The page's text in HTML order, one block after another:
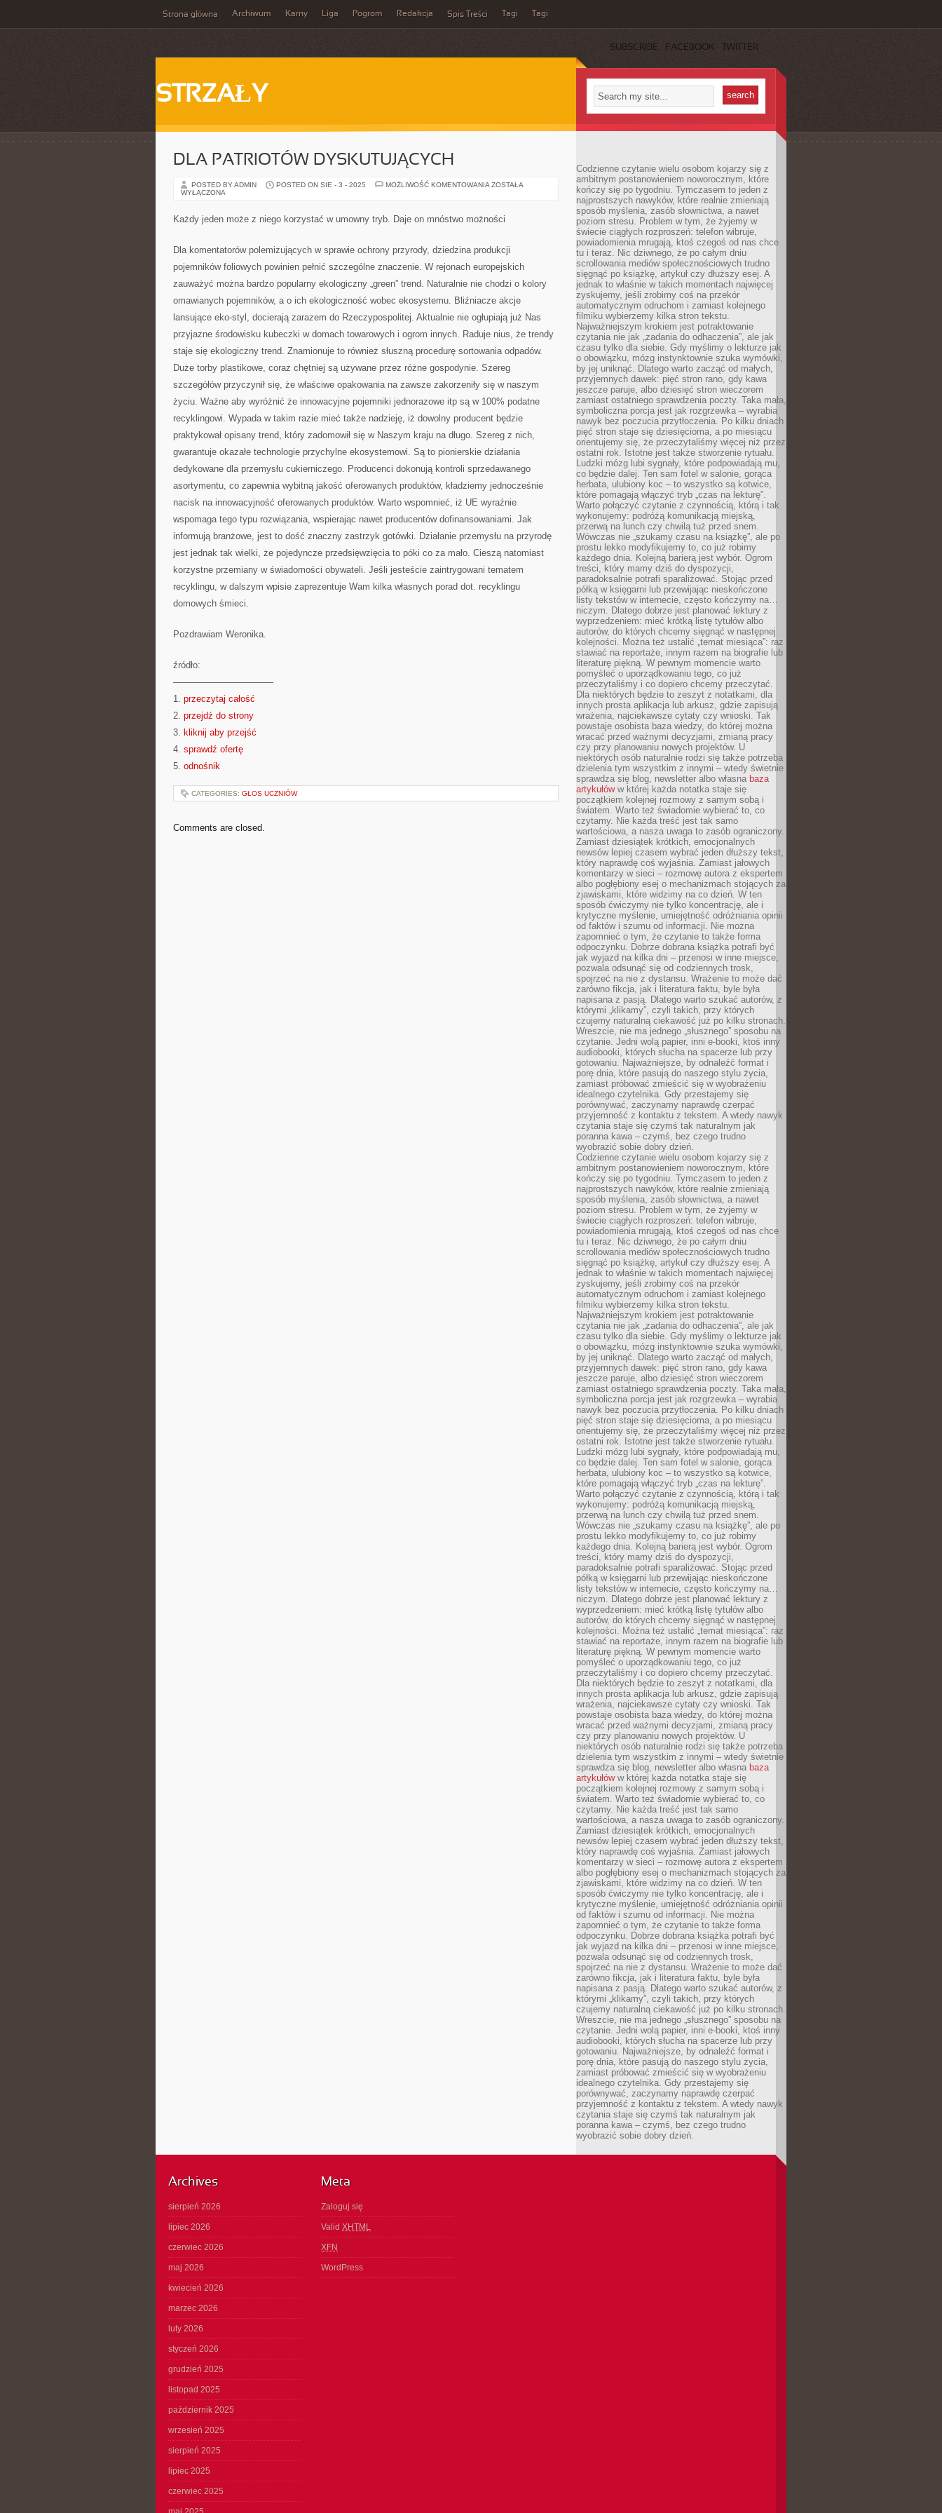
Strona główna Archiwum Karny Liga Pogrom Redakcja Spis Treści Tagi Tagi
SUBSCRIBE FACEBOOK TWITTER
STRZAŁY
DLA PATRIOTÓW DYSKUTUJĄCYCH
POSTED BY ADMIN POSTED ON SIE - 3 - 2025 MOŻLIWOŚĆ KOMENTOWANIA DLA
ZOSTAŁA
WYŁĄCZONA
Każdy jeden może z niego korzystać w umowny tryb. Daje on mnóstwo możności
Dla komentatorów polemizujących w sprawie ochrony przyrody, dziedzina produkcji
pojemników foliowych powinien pełnić szczególne znaczenie. W rejonach europejskich
zauważyć można bardzo popularny ekologiczny „green” trend. Naturalnie nie chodzi o kolory
omawianych pojemników, a o ich ekologiczność wobec ekosystemu. Bliźniacze akcje
lansujące eko-styl, docierają zarazem do Rzeczypospolitej. Aktualnie nie ogłupiają już Nas
przyjazne środowisku kubeczki w domach towarowych i ogrom innych. Raduje nius, że trendy
staje się ekologiczny trend. Znamionuje to również słuszną procedurę sortowania odpadów.
Duże torby plastikowe, coraz chętniej są używane przez różne gospodynie. Szereg
szczegółów przyczynił się, że właściwe opakowania na zawsze zakorzeniły się w naszym
życiu. Ważne aby wyróżnić że innowacyjne pojemniki jednorazowe itp są w 100% podatne
recyklingowi. Wypada w takim razie mieć także nadzieję, iż dowolny producent będzie
praktykował opisany trend, który zadomowił się w Naszym kraju na długo. Szereg z nich,
gwarantuje okazałe technologie przychylne ekosystemowi. Są to pionierskie działania
dedykowane dla przemysłu cukierniczego. Producenci dokonują kontroli sprzedawanego
asortymentu, co zapewnia wybitną jakość oferowanych produktów, kładziemy jednocześnie
nacisk na innowacyjność oferowanych produktów. Warto wspomnieć, iż UE wyraźnie
wspomaga tego typu rozwiązania, wspierając nawet producentów dofinansowaniami. Jak
informują branżowe, jest to dość znaczny zastrzyk gotówki. Działanie przemysłu na przyrodę
jest jednak tak wielki, że pojedyncze przedsięwzięcia to póki co za mało. Cieszą natomiast
korzystne przemiany w świadomości obywateli. Jeśli jesteście zaintrygowani tematem
recyklingu, w dalszym wpisie zaprezentuje Wam kilka własnych porad dot. recyklingu
domowych śmieci.
Pozdrawiam Weronika.
źródło:
———————————
1. przeczytaj całość
2. przejdź do strony
3. kliknij aby przejść
4. sprawdź ofertę
5. odnośnik
CATEGORIES: GŁOS UCZNIÓW
Comments are closed.
Codzienne czytanie wielu osobom kojarzy się z
ambitnym postanowieniem noworocznym, które
kończy się po tygodniu. Tymczasem to jeden z
najprostszych nawyków, które realnie zmieniają
sposób myślenia, zasób słownictwa, a nawet
poziom stresu. Problem w tym, że żyjemy w
świecie ciągłych rozproszeń: telefon wibruje,
powiadomienia mrugają, ktoś czegoś od nas chce
tu i teraz. Nic dziwnego, że po całym dniu
scrollowania mediów społecznościowych trudno
sięgnąć po książkę, artykuł czy dłuższy esej. A
jednak to właśnie w takich momentach najwięcej
zyskujemy, jeśli zrobimy coś na przekór
automatycznym odruchom i zamiast kolejnego
filmiku wybierzemy kilka stron tekstu.
Najważniejszym krokiem jest potraktowanie
czytania nie jak „zadania do odhaczenia”, ale jak
czasu tylko dla siebie. Gdy myślimy o lekturze jak
o obowiązku, mózg instynktownie szuka wymówki,
by jej uniknąć. Dlatego warto zacząć od małych,
przyjemnych dawek: pięć stron rano, gdy kawa
jeszcze paruje, albo dziesięć stron wieczorem
zamiast ostatniego sprawdzenia poczty. Taka mała,
symboliczna porcja jest jak rozgrzewka – wyrabia
nawyk bez poczucia przytłoczenia. Po kilku dniach
pięć stron staje się dziesięcioma, a po miesiącu
orientujemy się, że przeczytaliśmy więcej niż przez
ostatni rok. Istotne jest także stworzenie rytuału.
Ludzki mózg lubi sygnały, które podpowiadają mu,
co będzie dalej. Ten sam fotel w salonie, gorąca
herbata, ulubiony koc – to wszystko są kotwice,
które pomagają włączyć tryb „czas na lekturę”.
Warto połączyć czytanie z czynnością, którą i tak
wykonujemy: podróżą komunikacją miejską,
przerwą na lunch czy chwilą tuż przed snem.
Wówczas nie „szukamy czasu na książkę”, ale po
prostu lekko modyfikujemy to, co już robimy
każdego dnia. Kolejną barierą jest wybór. Ogrom
treści, który mamy dziś do dyspozycji,
paradoksalnie potrafi sparaliżować. Stojąc przed
półką w księgarni lub przewijając nieskończone
listy tekstów w internecie, często kończymy na…
niczym. Dlatego dobrze jest planować lektury z
wyprzedzeniem: mieć krótką listę tytułów albo
autorów, do których chcemy sięgnąć w następnej
kolejności. Można też ustalić „temat miesiąca”: raz
stawiać na reportaże, innym razem na biografie lub
literaturę piękną. W pewnym momencie warto
pomyśleć o uporządkowaniu tego, co już
przeczytaliśmy i co dopiero chcemy przeczytać.
Dla niektórych będzie to zeszyt z notatkami, dla
innych prosta aplikacja lub arkusz, gdzie zapisują
wrażenia, najciekawsze cytaty czy wnioski. Tak
powstaje osobista baza wiedzy, do której można
wracać przed ważnymi decyzjami, zmianą pracy
czy przy planowaniu nowych projektów. U
niektórych osób naturalnie rodzi się także potrzeba
dzielenia tym wszystkim z innymi – wtedy świetnie
sprawdza się blog, newsletter albo własna baza
artykułóww której każda notatka staje się
początkiem kolejnej rozmowy z samym sobą i
światem. Warto też świadomie wybierać to, co
czytamy. Nie każda treść jest tak samo
wartościowa, a nasza uwaga to zasób ograniczony.
Zamiast dziesiątek krótkich, emocjonalnych
newsów lepiej czasem wybrać jeden dłuższy tekst,
który naprawdę coś wyjaśnia. Zamiast jałowych
komentarzy w sieci – rozmowę autora z ekspertem
albo pogłębiony esej o mechanizmach stojących za
zjawiskami, które widzimy na co dzień. W ten
sposób ćwiczymy nie tylko koncentrację, ale i
krytyczne myślenie, umiejętność odróżniania opinii
od faktów i szumu od informacji. Nie można
zapomnieć o tym, że czytanie to także forma
odpoczynku. Dobrze dobrana książka potrafi być
jak wyjazd na kilka dni – przenosi w inne miejsce,
pozwala odsunąć się od codziennych trosk,
spojrzeć na nie z dystansu. Wrażenie to może dać
zarówno fikcja, jak i literatura faktu, byle była
napisana z pasją. Dlatego warto szukać autorów, z
którymi „klikamy”, czyli takich, przy których
czujemy naturalną ciekawość już po kilku stronach.
Wreszcie, nie ma jednego „słusznego” sposobu na
czytanie. Jedni wolą papier, inni e-booki, ktoś inny
audiobooki, których słucha na spacerze lub przy
gotowaniu. Najważniejsze, by odnaleźć format i
porę dnia, które pasują do naszego stylu życia,
zamiast próbować zmieścić się w wyobrażeniu
idealnego czytelnika. Gdy przestajemy się
porównywać, zaczynamy naprawdę czerpać
przyjemność z kontaktu z tekstem. A wtedy nawyk
czytania staje się czymś tak naturalnym jak
poranna kawa – czymś, bez czego trudno
wyobrazić sobie dobry dzień.
Codzienne czytanie wielu osobom kojarzy się z
ambitnym postanowieniem noworocznym, które
kończy się po tygodniu. Tymczasem to jeden z
najprostszych nawyków, które realnie zmieniają
sposób myślenia, zasób słownictwa, a nawet
poziom stresu. Problem w tym, że żyjemy w
świecie ciągłych rozproszeń: telefon wibruje,
powiadomienia mrugają, ktoś czegoś od nas chce
tu i teraz. Nic dziwnego, że po całym dniu
scrollowania mediów społecznościowych trudno
sięgnąć po książkę, artykuł czy dłuższy esej. A
jednak to właśnie w takich momentach najwięcej
zyskujemy, jeśli zrobimy coś na przekór
automatycznym odruchom i zamiast kolejnego
filmiku wybierzemy kilka stron tekstu.
Najważniejszym krokiem jest potraktowanie
czytania nie jak „zadania do odhaczenia”, ale jak
czasu tylko dla siebie. Gdy myślimy o lekturze jak
o obowiązku, mózg instynktownie szuka wymówki,
by jej uniknąć. Dlatego warto zacząć od małych,
przyjemnych dawek: pięć stron rano, gdy kawa
jeszcze paruje, albo dziesięć stron wieczorem
zamiast ostatniego sprawdzenia poczty. Taka mała,
symboliczna porcja jest jak rozgrzewka – wyrabia
nawyk bez poczucia przytłoczenia. Po kilku dniach
pięć stron staje się dziesięcioma, a po miesiącu
orientujemy się, że przeczytaliśmy więcej niż przez
ostatni rok. Istotne jest także stworzenie rytuału.
Ludzki mózg lubi sygnały, które podpowiadają mu,
co będzie dalej. Ten sam fotel w salonie, gorąca
herbata, ulubiony koc – to wszystko są kotwice,
które pomagają włączyć tryb „czas na lekturę”.
Warto połączyć czytanie z czynnością, którą i tak
wykonujemy: podróżą komunikacją miejską,
przerwą na lunch czy chwilą tuż przed snem.
Wówczas nie „szukamy czasu na książkę”, ale po
prostu lekko modyfikujemy to, co już robimy
każdego dnia. Kolejną barierą jest wybór. Ogrom
treści, który mamy dziś do dyspozycji,
paradoksalnie potrafi sparaliżować. Stojąc przed
półką w księgarni lub przewijając nieskończone
listy tekstów w internecie, często kończymy na…
niczym. Dlatego dobrze jest planować lektury z
wyprzedzeniem: mieć krótką listę tytułów albo
autorów, do których chcemy sięgnąć w następnej
kolejności. Można też ustalić „temat miesiąca”: raz
stawiać na reportaże, innym razem na biografie lub
literaturę piękną. W pewnym momencie warto
pomyśleć o uporządkowaniu tego, co już
przeczytaliśmy i co dopiero chcemy przeczytać.
Dla niektórych będzie to zeszyt z notatkami, dla
innych prosta aplikacja lub arkusz, gdzie zapisują
wrażenia, najciekawsze cytaty czy wnioski. Tak
powstaje osobista baza wiedzy, do której można
wracać przed ważnymi decyzjami, zmianą pracy
czy przy planowaniu nowych projektów. U
niektórych osób naturalnie rodzi się także potrzeba
dzielenia tym wszystkim z innymi – wtedy świetnie
sprawdza się blog, newsletter albo własna baza
artykułóww której każda notatka staje się
początkiem kolejnej rozmowy z samym sobą i
światem. Warto też świadomie wybierać to, co
czytamy. Nie każda treść jest tak samo
wartościowa, a nasza uwaga to zasób ograniczony.
Zamiast dziesiątek krótkich, emocjonalnych
newsów lepiej czasem wybrać jeden dłuższy tekst,
który naprawdę coś wyjaśnia. Zamiast jałowych
komentarzy w sieci – rozmowę autora z ekspertem
albo pogłębiony esej o mechanizmach stojących za
zjawiskami, które widzimy na co dzień. W ten
sposób ćwiczymy nie tylko koncentrację, ale i
krytyczne myślenie, umiejętność odróżniania opinii
od faktów i szumu od informacji. Nie można
zapomnieć o tym, że czytanie to także forma
odpoczynku. Dobrze dobrana książka potrafi być
jak wyjazd na kilka dni – przenosi w inne miejsce,
pozwala odsunąć się od codziennych trosk,
spojrzeć na nie z dystansu. Wrażenie to może dać
zarówno fikcja, jak i literatura faktu, byle była
napisana z pasją. Dlatego warto szukać autorów, z
którymi „klikamy”, czyli takich, przy których
czujemy naturalną ciekawość już po kilku stronach.
Wreszcie, nie ma jednego „słusznego” sposobu na
czytanie. Jedni wolą papier, inni e-booki, ktoś inny
audiobooki, których słucha na spacerze lub przy
gotowaniu. Najważniejsze, by odnaleźć format i
porę dnia, które pasują do naszego stylu życia,
zamiast próbować zmieścić się w wyobrażeniu
idealnego czytelnika. Gdy przestajemy się
porównywać, zaczynamy naprawdę czerpać
przyjemność z kontaktu z tekstem. A wtedy nawyk
czytania staje się czymś tak naturalnym jak
poranna kawa – czymś, bez czego trudno
wyobrazić sobie dobry dzień.
Archives
sierpień 2026
lipiec 2026
czerwiec 2026
maj 2026
kwiecień 2026
marzec 2026
luty 2026
styczeń 2026
grudzień 2025
listopad 2025
październik 2025
wrzesień 2025
sierpień 2025
lipiec 2025
czerwiec 2025
Meta
Zaloguj się
Valid XHTML
XFN
WordPress